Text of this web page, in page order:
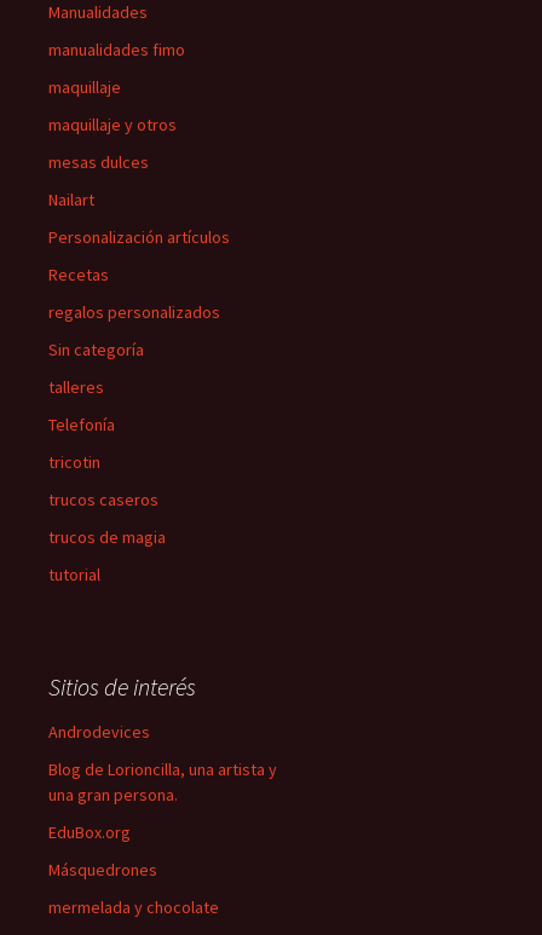
Manualidades
manualidades fimo
maquillaje
maquillaje y otros
mesas dulces
Nailart
Personalización artículos
Recetas
regalos personalizados
Sin categoría
talleres
Telefonía
tricotin
trucos caseros
trucos de magia
tutorial
Sitios de interés
Androdevices
Blog de Lorioncilla, una artista y
una gran persona.
EduBox.org
Másquedrones
mermelada y chocolate